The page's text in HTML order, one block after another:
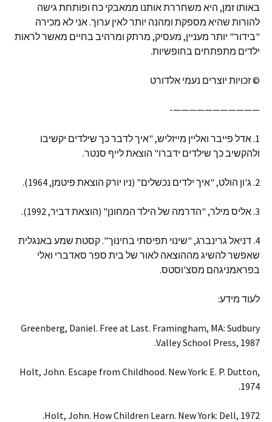
באותו זמן, היא משחררת אותנו ממאבקי כח ופותחת גישה
להורות שהיא מספקת ומהנה יותר לאין ערוך. אני לא מכירה
"בידור" יותר מעניין, מעסיק, מרתק ומרהיב בחיים מאשר לראות
ילדים מתפתחים בחופשיות.
© זכויות יוצרים נעמי אלדורט
———————————-
1. אדל פייבר ואליין מייזליש, "איך לדבר כך שילדים יקשיבו
ולהקשיב כך שילדים ידברו" הוצאת לייף סנטר.
2. ג'ון הולט, "איך ילדים נכשלים" (ניו יורק הוצאת פיטמן, 1964).
3. אליס מילר, "הדרמה של הילד המחונן" (הוצאת דביר, 1992).
4. דניאל גרינברג, "שינוי תפיסתי בחינוך". קסטת שמע באנגלית
שאפשר להשיג מההוצאה לאור של בית ספר סאדברי ואלי
בפראמניגהם מסצ'וסטס.
לעוד מידע:
Greenberg, Daniel. Free at Last. Framingham, MA: Sudbury
Valley School Press, 1987.
Holt, John. Escape from Childhood. New York: E. P. Dutton,
1974.
Holt, John. How Children Learn. New York: Dell, 1972.